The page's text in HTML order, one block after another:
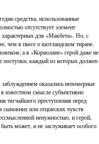
средства, использованные
отсутствует элемент
характерных для «Макбета». Но, с
чем в пьесе о шотландском тиране.
а в «Кориолане» герой даже не
поступки, каждый из которых должен
оказались непомерные
известном смысле субъективно
тягчайшего преступления перед
или отцовских чувств
ненужностью, и герой,
может, и не заслуживает особого